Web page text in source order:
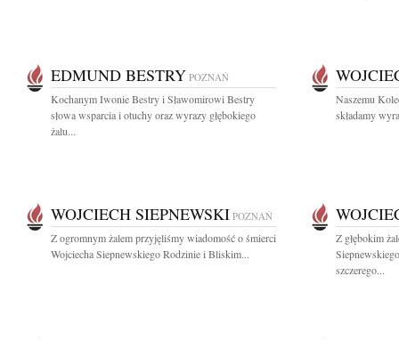
EDMUND BESTRY POZNAŃ
Kochanym Iwonie Bestry i Sławomirowi Bestry
słowa wsparcia i otuchy oraz wyrazy głębokiego
żalu...
Naszemu
składamy
WOJCIECH SIEPNEWSKI POZNAŃ
Z ogromnym żalem przyjęliśmy wiadomość o śmierci
Wojciecha Siepnewskiego Rodzinie i Bliskim...
Z głębokim
szczerego...